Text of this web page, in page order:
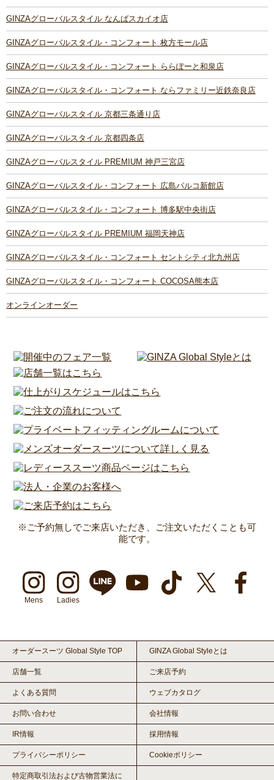
GINZAグローバルスタイル なんばスカイオ店
GINZAグローバルスタイル・コンフォート 枚方モール店
GINZAグローバルスタイル・コンフォート ららぽーと和泉店
GINZAグローバルスタイル・コンフォート ならファミリー近鉄奈良店
GINZAグローバルスタイル 京都三条通り店
GINZAグローバルスタイル 京都四条店
GINZAグローバルスタイル PREMIUM 神戸三宮店
GINZAグローバルスタイル・コンフォート 広島パルコ新館店
GINZAグローバルスタイル・コンフォート 博多駅中央街店
GINZAグローバルスタイル PREMIUM 福岡天神店
GINZAグローバルスタイル・コンフォート セントシティ北九州店
GINZAグローバルスタイル・コンフォート COCOSA熊本店
オンラインオーダー
※ご予約無しでご来店いただき、ご注文いただくことも可
能です。
Mens Ladies
オーダースーツ Global Style TOP GINZA Global Styleとは
店舗一覧 ご来店予約
よくある質問 ウェブカタログ
お問い合わせ 会社情報
IR情報 採用情報
プライバシーポリシー Cookieポリシー
特定商取引法および古物営業法に